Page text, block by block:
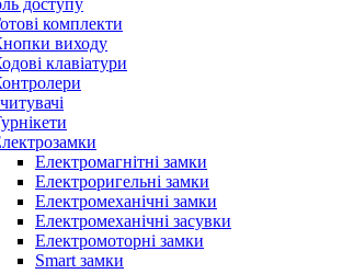
доступу
комплекти
виходу
клавіатури
Електромагнітні замки
Електроригельні замки
Електромеханічні замки
Електромеханічні засувки
Електромоторні замки
Smart замки